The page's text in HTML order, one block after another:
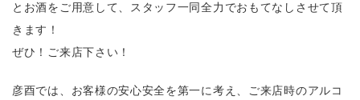
とお酒をご用意して、スタッフ一同全力でおもてなしさせて頂
きます！
ぜひ！ご来店下さい！
彦酉では、お客様の安心安全を第一に考え、ご来店時のアルコ